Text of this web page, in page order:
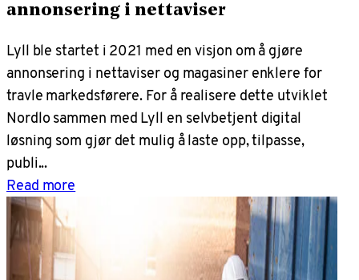
annonsering i nettaviser
Lyll ble startet i 2021 med en visjon om å gjøre
annonsering i nettaviser og magasiner enklere for
travle markedsførere. For å realisere dette utviklet
Nordlo sammen med Lyll en selvbetjent digital
løsning som gjør det mulig å laste opp, tilpasse,
publi...
Read more